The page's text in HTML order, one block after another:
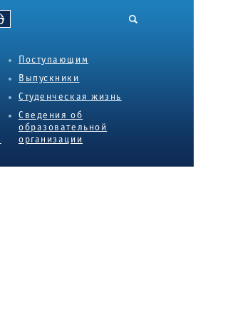
ВЕРСИЯ ДЛЯ СЛАБОВИДЯЩИХ
Поступающим
Выпускники
Студенческая жизнь
Сведения об
образовательной
организации